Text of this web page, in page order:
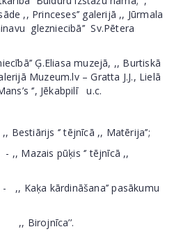
,, Princeses’’ galerijā ,, Jūrmala
glezniecibā’’ Sv.Pētera
Ģ.Eliasa muzejā, ,, Burtiskā
Muzeum.lv – Gratta J.J., Lielā
‘’, Jēkabpilī u.c.
‘’ tējnīcā ,, Matērija’’;
‘’ tējnīcā ,,
pasākumu